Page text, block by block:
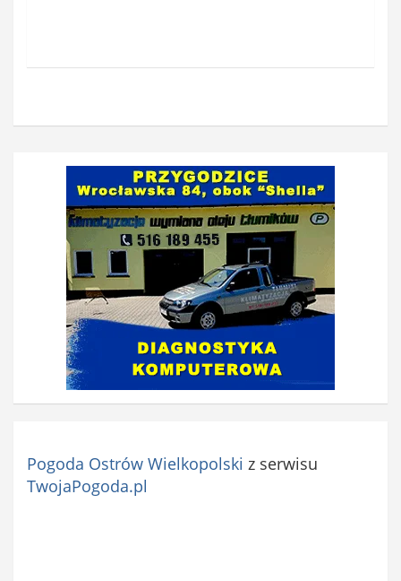
Pogoda Ostrów Wielkopolski z serwisu
TwojaPogoda.pl